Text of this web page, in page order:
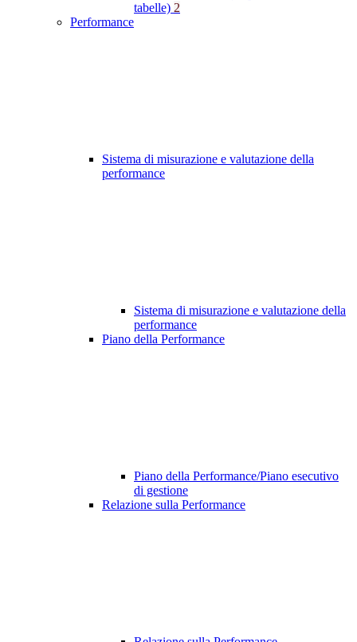
tabelle) 2
Performance
Sistema di misurazione e valutazione della
performance
Sistema di misurazione e valutazione della
performance
Piano della Performance
Piano della Performance/Piano esecutivo
di gestione
Relazione sulla Performance